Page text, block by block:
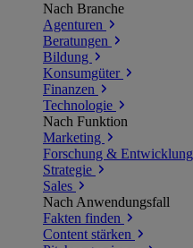
Nach Branche
Agenturen
Beratungen
Bildung
Konsumgüter
Finanzen
Technologie
Nach Funktion
Marketing
Forschung & Entwicklung
Strategie
Sales
Nach Anwendungsfall
Fakten finden
Content stärken